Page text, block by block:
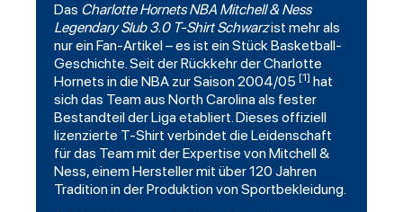
Das Charlotte HornetsNBA Mitchell& Ness
Legendary Slub 3.0 T-Shirt Schwarzist mehr als
nur ein Fan-Artikel – es ist ein Stück Basketball-
Geschichte. Seit der Rückkehr der Charlotte
Hornets in die NBA zur Saison 2004/05 [1] hat
sich das Team aus North Carolina als fester
Bestandteil der Liga etabliert. Dieses offiziell
lizenzierte T-Shirt verbindet die Leidenschaft
für das Team mit der Expertise von Mitchell &
Ness, einem Hersteller mit über 120 Jahren
Tradition in der Produktion von Sportbekleidung.